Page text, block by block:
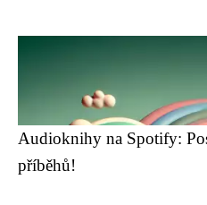
Audioknihy na Spotify:
příběhů!